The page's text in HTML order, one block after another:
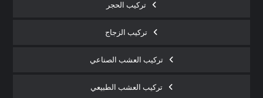
تركيب الحجر
تركيب الزجاج
تركيب العشب الصناعي
تركيب العشب الطبيعي